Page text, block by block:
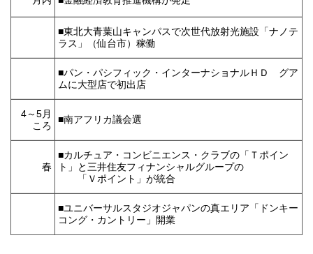
■東北大青葉山キャンパスで次世代放射光施設「ナノテ
ラス」（仙台市）稼働
■パン・パシフィック・インターナショナルＨＤ グア
ムに大型店で初出店
4～5月
ころ
■南アフリカ議会選
春
■カルチュア・コンビニエンス・クラブの「Ｔポイン
ト」と三井住友フィナンシャルグループの
「Ｖポイント」が統合
■ユニバーサルスタジオジャパンの真エリア「ドンキー
コング・カントリー」開業